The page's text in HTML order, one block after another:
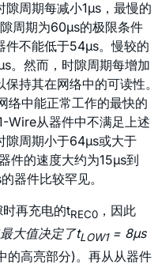
周期每减小1µs，最慢的
周期为60µs的极限条件
件不能低于54µs。慢较的
。然而，时隙周期每增加
持其在网络中的可读性。
络中能正常工作的最快的
Wire从器件中不满足上述
隙周期小于64µs或大于
件的速度大约为15µs到
器件比较罕见。
再充电的tREC0 ，因此
大值决定了tLOW1= 8µs
的高亮部分)。再从从器件